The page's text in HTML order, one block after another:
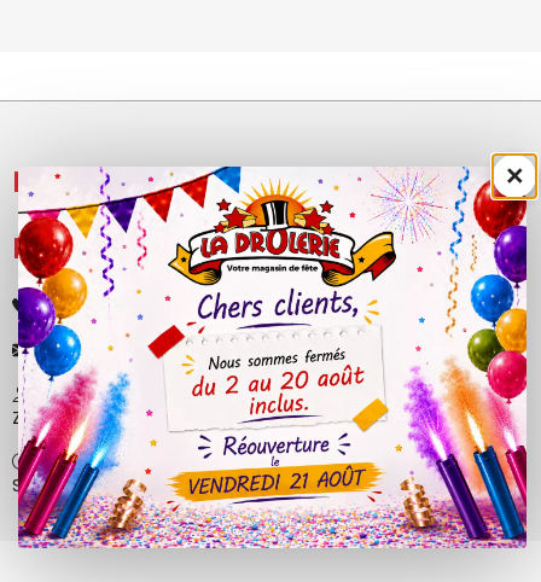
NOS PRODUITS 
LÉGAL 
+33 (0)4 50 40 81 00
contact@ladrolerie.fr
38 Rue de la Maladière
Z.A de la maladiere 01210 Ornex
Ma-Ve : 9h30 - 12h30 | 14h30 - 19h00
Sa : 9h30 - 12h30 | 14h00 - 18h30
×
© 2026 - La Drôlerie